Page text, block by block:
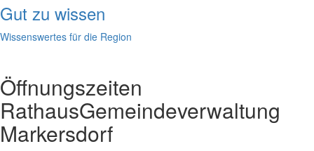
Gut zu wissen
Wissenswertes für die Region
Öffnungszeiten
RathausGemeindeverwaltung
Markersdorf